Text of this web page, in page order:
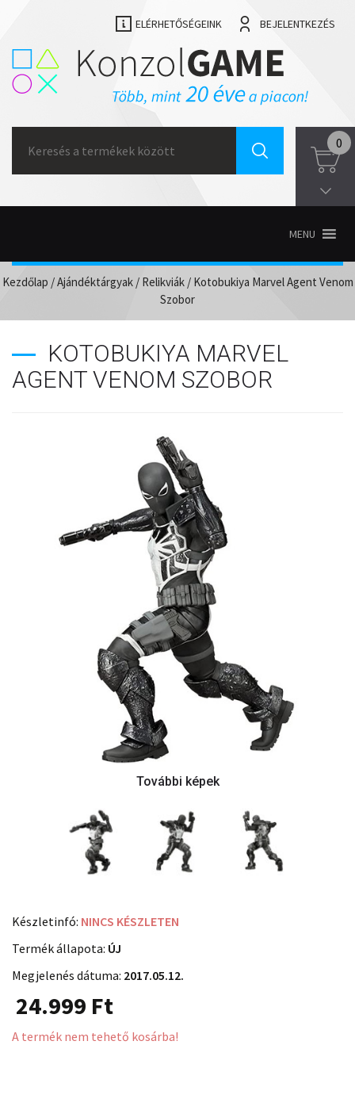
ELÉRHETŐSÉGEINK BEJELENTKEZÉS
for:
0
MENU
Kezdőlap /Ajándéktárgyak/ Relikviák/ Kotobukiya Marvel Agent Venom
Szobor
KOTOBUKIYA MARVEL
AGENT VENOM SZOBOR
Készletinfó: NINCS KÉSZLETEN
Termék állapota: ÚJ
Megjelenés dátuma: 2017.05.12.
24.999 Ft
A termék nem tehető kosárba!